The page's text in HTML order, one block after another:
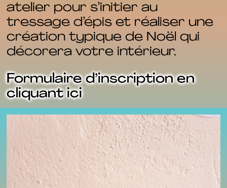
atelier pour s’initier au
tressage d’épis et réaliser une
création typique de Noël qui
décorera votre intérieur.
Formulaire d’inscription en
cliquant ici